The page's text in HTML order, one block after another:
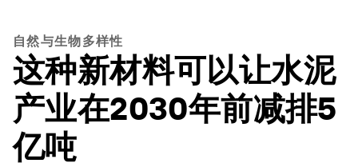
自然与生物多样性
这种新材料可以让水泥
产业在2030年前减排5
亿吨